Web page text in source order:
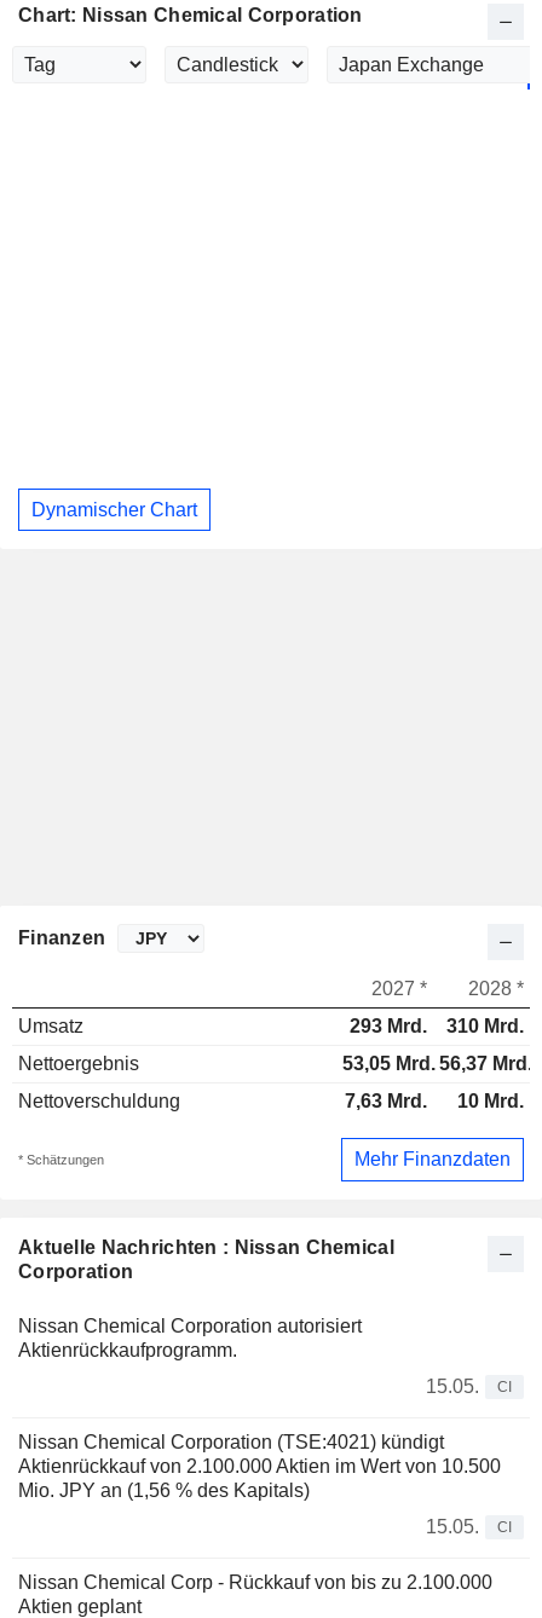
Chart: Nissan Chemical Corporation
Dynamischer Chart
Aktuelle Nachrichten : Nissan Chemical
Corporation
Nissan Chemical Corporation autorisiert
Aktienrückkaufprogramm.
15.05.
CI
Nissan Chemical Corporation (TSE:4021) kündigt
Aktienrückkauf von 2.100.000 Aktien im Wert von 10.500
Mio. JPY an (1,56 % des Kapitals)
15.05.
CI
Nissan Chemical Corp - Rückkauf von bis zu 2.100.000
Aktien geplant
Finanzen
2027 *
2028 *
Umsatz
293 Mrd.
310 Mrd.
Nettoergebnis
53,05 Mrd.56,37 Mrd.
Nettoverschuldung
7,63 Mrd. 10 Mrd.
* Schätzungen Mehr Finanzdaten